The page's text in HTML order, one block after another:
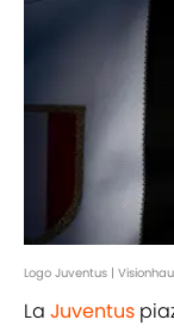
Logo Juventus |
La Juventus